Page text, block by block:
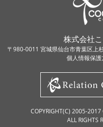
株式会社
〒980-0011 宮城県仙台市青葉区上
個人情報保
COPYRIGHT(C) 2005-2017
ALL RIGHTS